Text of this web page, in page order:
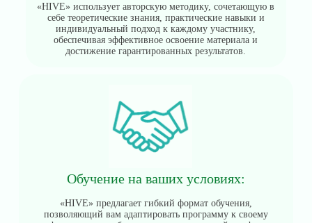
«HIVE» использует авторскую методику, сочетающую в
себе теоретические знания, практические навыки и
индивидуальный подход к каждому участнику,
обеспечивая эффективное освоение материала и
достижение гарантированных результатов.
Обучение на ваших условиях:
«HIVE» предлагает гибкий формат обучения,
позволяющий вам адаптировать программу к своему